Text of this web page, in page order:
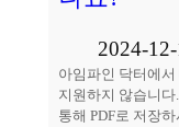
2024-
아임파인 닥터에
지원하지 않습니
통해 PDF로 저장